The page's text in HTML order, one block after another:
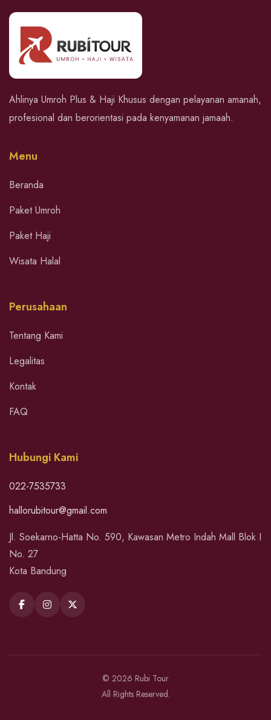
Ahlinya Umroh Plus & Haji Khusus dengan pelayanan amanah,
profesional dan berorientasi pada kenyamanan jamaah.
Menu
Beranda
Paket Umroh
Paket Haji
Wisata Halal
Perusahaan
Tentang Kami
Legalitas
Kontak
FAQ
Hubungi Kami
022-7535733
hallorubitour@gmail.com
Jl. Soekarno-Hatta No. 590, Kawasan Metro Indah Mall Blok I
No. 27
Kota Bandung
© 2026 Rubi Tour
All Rights Reserved.